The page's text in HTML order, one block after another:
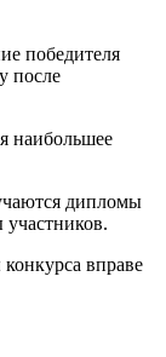
победителя
после
наибольшее
дипломы
вправе